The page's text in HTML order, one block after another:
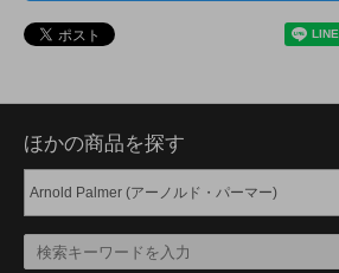
ほかの商品を探す